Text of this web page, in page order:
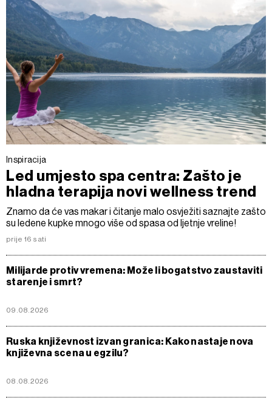
Inspiracija
Led umjesto spa centra: Zašto je
hladna terapija novi wellness trend
Znamo da će vas makar i čitanje malo osvježiti saznajte zašto
su ledene kupke mnogo više od spasa od ljetnje vreline!
prije 16 sati
Milijarde protiv vremena: Može li bogatstvo zaustaviti
starenje i smrt?
09.08.2026
Ruska književnost izvan granica: Kako nastaje nova
književna scena u egzilu?
08.08.2026